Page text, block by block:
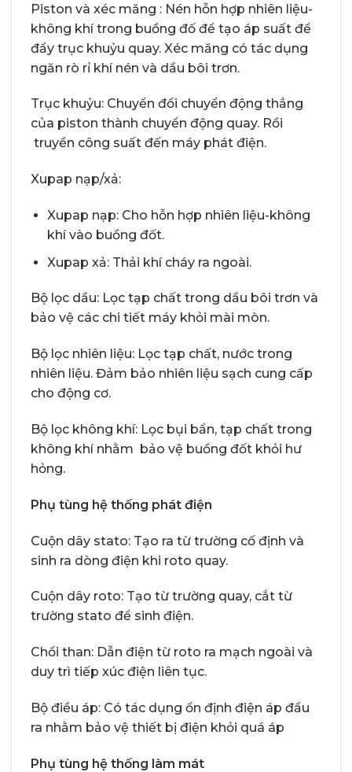
Piston và xéc măng : Nén hỗn hợp nhiên liệu-
không khí trong buồng đố để tạo áp suất để
đẩy trục khuỷu quay. Xéc măng có tác dụng
ngăn rò rỉ khí nén và dầu bôi trơn.
Trục khuỷu: Chuyển đổi chuyển động thẳng
của piston thành chuyển động quay. Rồi
truyền công suất đến máy phát điện.
Xupap nạp/xả:
Xupap nạp: Cho hỗn hợp nhiên liệu-không
khí vào buồng đốt.
Xupap xả: Thải khí cháy ra ngoài.
Bộ lọc dầu: Lọc tạp chất trong dầu bôi trơn và
bảo vệ các chi tiết máy khỏi mài mòn.
Bộ lọc nhiên liệu: Lọc tạp chất, nước trong
nhiên liệu. Đảm bảo nhiên liệu sạch cung cấp
cho động cơ.
Bộ lọc không khí: Lọc bụi bẩn, tạp chất trong
không khí nhằm bảo vệ buồng đốt khỏi hư
hỏng.
Phụ tùng hệ thống phát điện
Cuộn dây stato: Tạo ra từ trường cố định và
sinh ra dòng điện khi roto quay.
Cuộn dây roto: Tạo từ trường quay, cắt từ
trường stato để sinh điện.
Chổi than: Dẫn điện từ roto ra mạch ngoài và
duy trì tiếp xúc điện liên tục.
Bộ điều áp: Có tác dụng ổn định điện áp đầu
ra nhằm bảo vệ thiết bị điện khỏi quá áp
Phụ tùng hệ thống làm mát